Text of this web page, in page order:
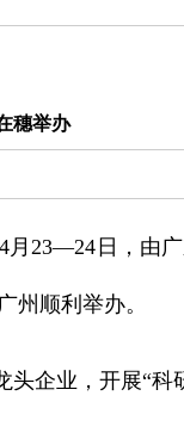
穗举办
23—24日，由
州顺利举办。
企业，开展“科